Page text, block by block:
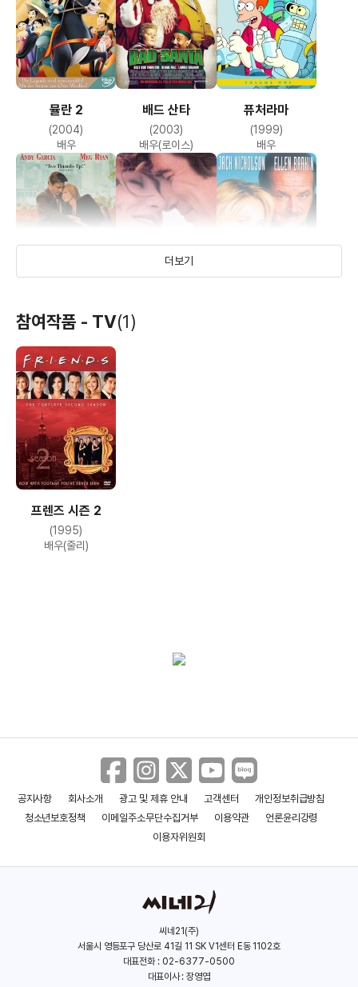
뮬란 2
(2004)
배우
배드 산타
(2003)
배우(로이스)
퓨처라마
(1999)
배우
남자가 사랑할 때
배우(에이미)
더보기
참여작품 - TV(1)
프렌즈 시즌 2
(1995)
배우(줄리)
공지사항 회사소개 광고 및 제휴 안내 고객센터
개인정보취급방침
청소년보호정책
이메일주소무단수집거부 이용약관
언론윤리강령
이용자위원회
씨네21(주)
서울시 영등포구 당산로 41길 11 SK V1센터 E동 1102호
대표전화 : 02-6377-0500
대표이사 : 장영엽